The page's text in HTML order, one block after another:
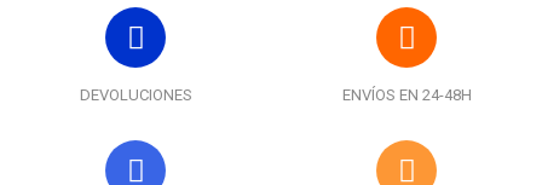
DEVOLUCIONES ENVÍOS EN 24-48H